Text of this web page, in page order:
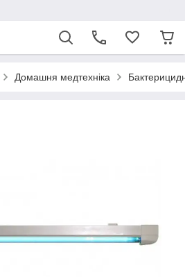
Домашня медтехніка